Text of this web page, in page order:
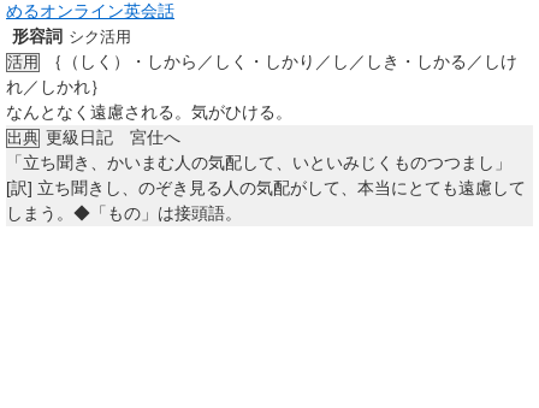
めるオンライン英会話
形容詞 シク活用
活用
｛（しく）・しから／しく・しかり／し／しき・しかる／しけ
れ／しかれ｝
なんとなく遠慮される。気がひける。
出典 更級日記 宮仕へ
「立ち聞き、かいまむ人の気配して、いといみじくものつつまし」
[訳] 立ち聞きし、のぞき見る人の気配がして、本当にとても遠慮して
しまう。◆「もの」は接頭語。